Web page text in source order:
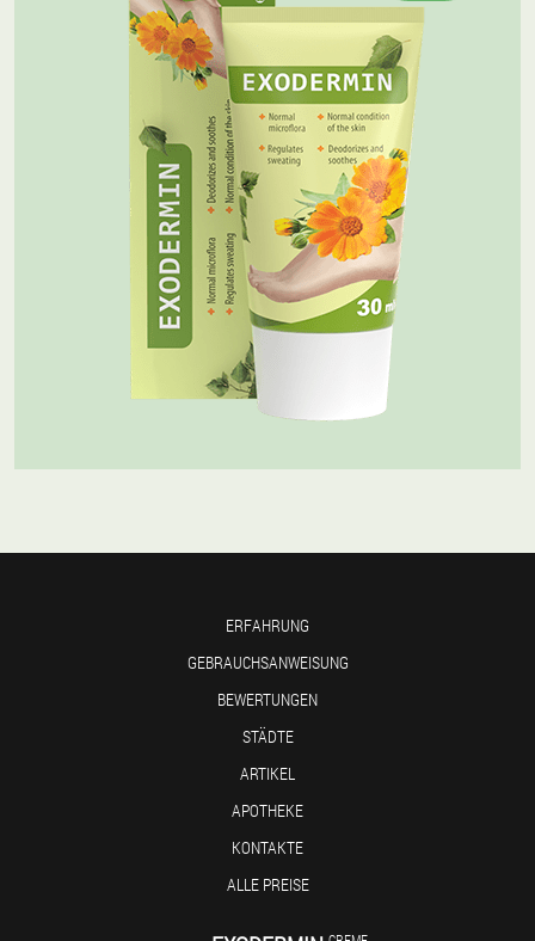
ERFAHRUNG
GEBRAUCHSANWEISUNG
BEWERTUNGEN
STÄDTE
ARTIKEL
APOTHEKE
KONTAKTE
ALLE PREISE